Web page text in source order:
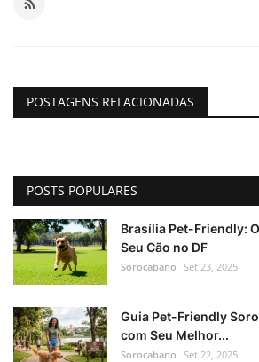
POSTAGENS RELACIONADAS
POSTS POPULARES
Brasília Pet-Friendly:
Seu Cão no DF
Sorocabano Set 23, 2025
Guia Pet-Friendly
com Seu Melhor...
Sorocabano Set 22, 2025